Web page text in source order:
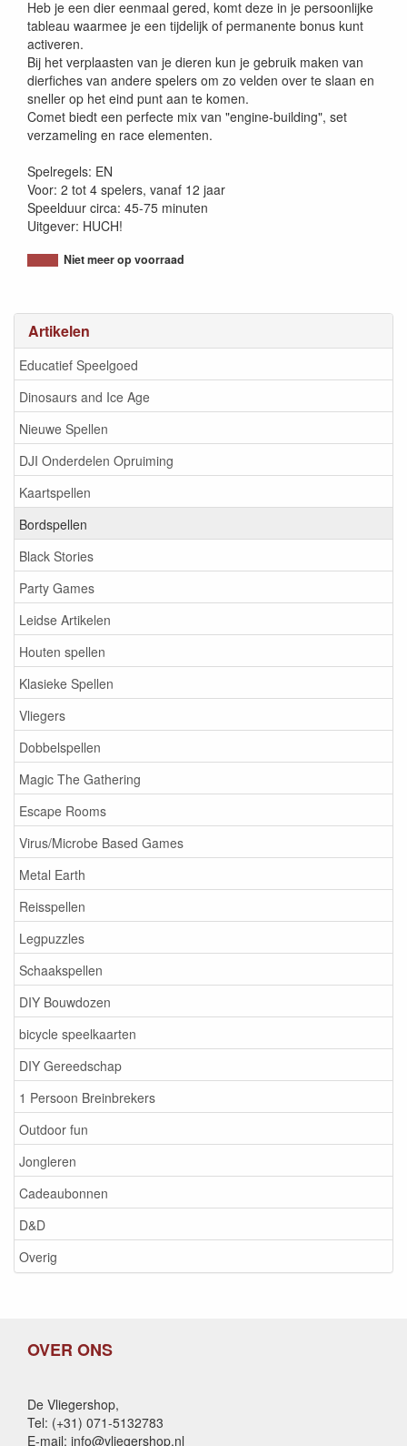
Artikelen
Educatief Speelgoed
Dinosaurs and Ice Age
Nieuwe Spellen
DJI Onderdelen Opruiming
Kaartspellen
Bordspellen
Black Stories
Party Games
Leidse Artikelen
Houten spellen
Klasieke Spellen
Vliegers
Dobbelspellen
Magic The Gathering
Escape Rooms
Virus/Microbe Based Games
Metal Earth
Reisspellen
Legpuzzles
Schaakspellen
DIY Bouwdozen
bicycle speelkaarten
DIY Gereedschap
1 Persoon Breinbrekers
Outdoor fun
Jongleren
Cadeaubonnen
D&D
Overig
Heb je een dier eenmaal gered, komt deze in je persoonlijke
tableau waarmee je een tijdelijk of permanente bonus kunt
activeren.
Bij het verplaasten van je dieren kun je gebruik maken van
dierfiches van andere spelers om zo velden over te slaan en
sneller op het eind punt aan te komen.
Comet biedt een perfecte mix van "engine-building", set
verzameling en race elementen.
Spelregels: EN
Voor: 2 tot 4 spelers, vanaf 12 jaar
Speelduur circa: 45-75 minuten
Uitgever: HUCH!
Niet meer op voorraad
OVER ONS
De Vliegershop,
Tel: (+31) 071-5132783
E-mail: info@vliegershop.nl